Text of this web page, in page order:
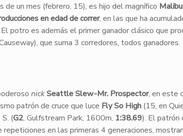
de un mes (febrero, 15), es hijo del magnífico
en edad de correr, en las que ha
potro es además el primer ganador clásico que
que suma 3 corredores, todos ganadores.
nickSeattle Slew-Mr. Prospector, en este
patrón de cruce que luce Fly So High(15, en
(G2, Gulfstream Park, 1600m, 1:38.69). El patrón
repeticiones en las primeras 4 generaciones,